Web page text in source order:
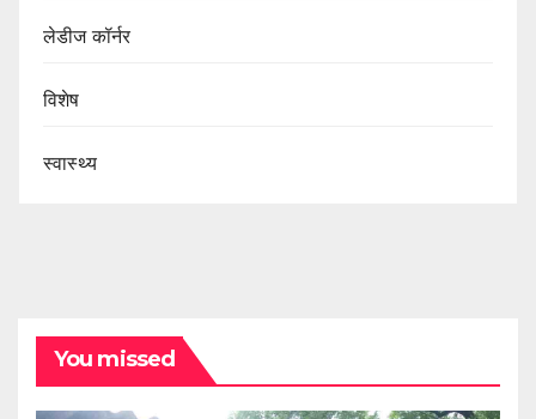
लेडीज कॉर्नर
विशेष
स्वास्थ्य
You missed